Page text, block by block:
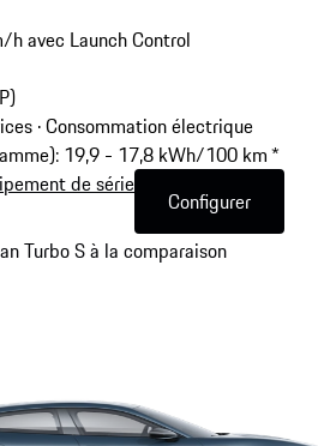
avec Launch Control
·Consommation électrique
19,9 - 17,8 kWh/100 km *
de série
Configurer
Turbo S à la comparaison